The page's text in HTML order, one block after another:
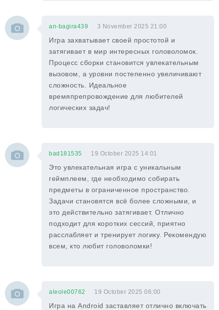
an-bagira439 3 November 2025 21:00
Игра захватывает своей простотой и
затягивает в мир интересных головоломок.
Процесс сборки становится увлекательным
вызовом, а уровни постепенно увеличивают
сложность. Идеальное
времяпрепровождение для любителей
логических задач!
bad181535 19 October 2025 14:01
Это увлекательная игра с уникальным
геймплеем, где необходимо собирать
предметы в ограниченное пространство.
Задачи становятся всё более сложными, и
это действительно затягивает. Отлично
подходит для коротких сессий, приятно
расслабляет и тренирует логику. Рекомендую
всем, кто любит головоломки!
aleole00762 19 October 2025 06:00
Игра на Android заставляет отлично включать